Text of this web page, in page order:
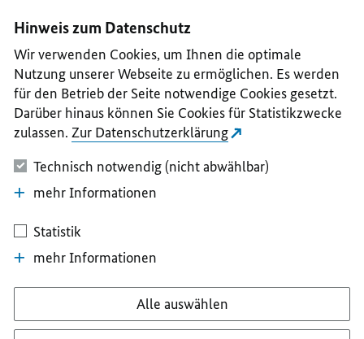
II
III
IV
V
Hinweis zum Datenschutz
Wir verwenden Cookies, um Ihnen die optimale
Nutzung unserer Webseite zu ermöglichen. Es werden
für den Betrieb der Seite notwendige Cookies gesetzt.
Darüber hinaus können Sie Cookies für Statistikzwecke
zulassen. Zur Datenschutzerklärung
Technisch notwendig (nicht abwählbar)
mehr Informationen
Statistik
mehr Informationen
Alle auswählen